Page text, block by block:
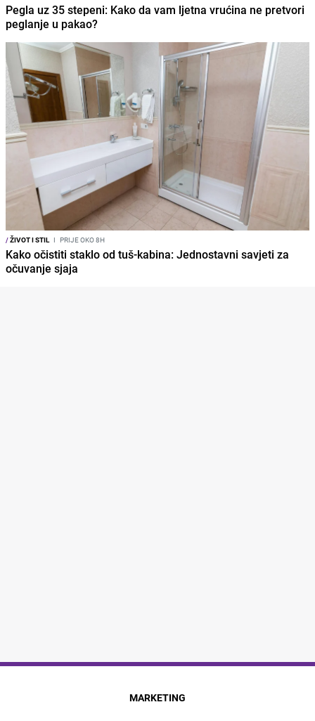
Pegla uz 35 stepeni: Kako da vam ljetna vrućina ne pretvori
peglanje u pakao?
/ŽIVOT I STIL I PRIJE OKO 8H
Kako očistiti staklo od tuš-kabina: Jednostavni savjeti za
očuvanje sjaja
MARKETING